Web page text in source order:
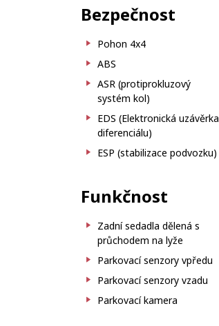
Bezpečnost
Pohon 4x4
ABS
ASR (protiprokluzový
systém kol)
EDS (Elektronická uzávěrka
diferenciálu)
ESP (stabilizace podvozku)
Funkčnost
Zadní sedadla dělená s
průchodem na lyže
Parkovací senzory vpředu
Parkovací senzory vzadu
Parkovací kamera